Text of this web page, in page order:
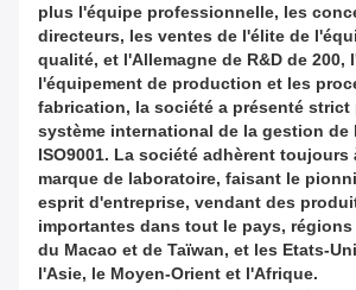
plus l'équipe professionnelle, les
directeurs, les ventes de l'élite de
qualité, et l'Allemagne de R&D de 200,
l'équipement de production et les
fabrication, la société a présenté strict
système international de la gestion de
ISO9001. La société adhèrent toujours
marque de laboratoire, faisant le
esprit d'entreprise, vendant des
importantes dans tout le pays,
du Macao et de Taïwan, et les Etats-
l'Asie, le Moyen-Orient et l'Afrique.